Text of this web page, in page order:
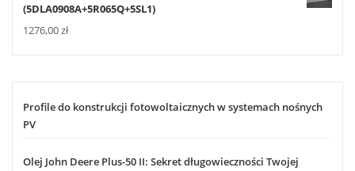
(5DLA0908A+5R065Q+5SL1)
1276,00zł
Profile do konstrukcji fotowoltaicznych w systemach nośnych
PV
Olej John Deere Plus-50 II: Sekret długowieczności Twojej